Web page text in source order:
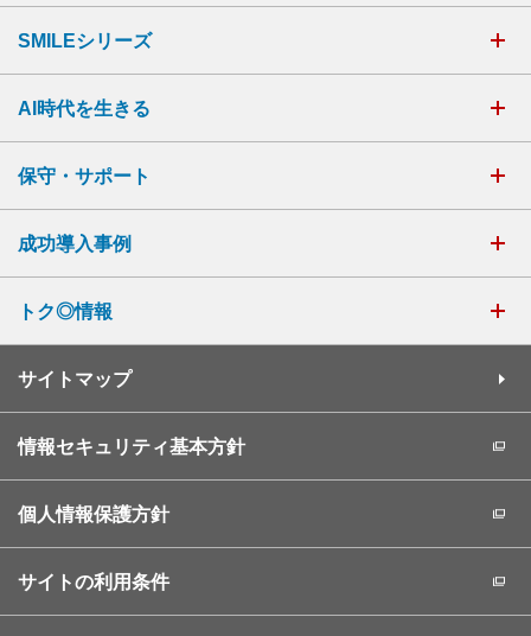
SMILEシリーズ
AI時代を生きる
保守・サポート
成功導入事例
トク◎情報
サイトマップ
情報セキュリティ基本方針
個人情報保護方針
サイトの利用条件